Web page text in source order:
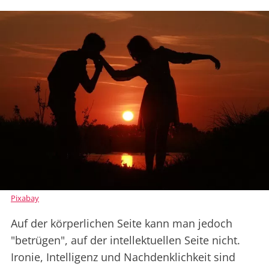
Pixabay
Auf der körperlichen Seite kann man jedoch
"betrügen", auf der intellektuellen Seite nicht.
Ironie, Intelligenz und Nachdenklichkeit sind